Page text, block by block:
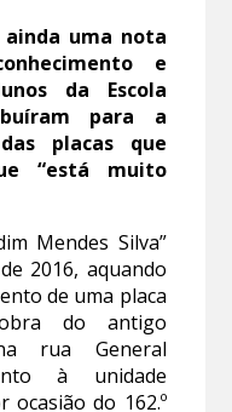
ainda uma nota
e
da Escola
para a
placas que
“está muito
Mendes Silva”
2016, aquando
de uma placa
do antigo
rua General
à unidade
ocasião do 162.º